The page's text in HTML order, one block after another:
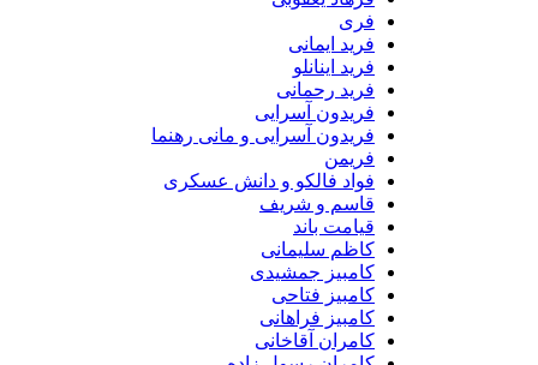
فرید ایمانی
فرید اینانلو
فرید رحمانی
فریدون آسرایی
فریدون آسرایی و مانی رهنما
فواد فالکو و دانش عسکری
قاسم و شریف
قیامت باند
کاظم سلیمانی
کامبیز جمشیدی
کامبیز فتاحی
کامبیز فراهانی
کامران آقاخانی